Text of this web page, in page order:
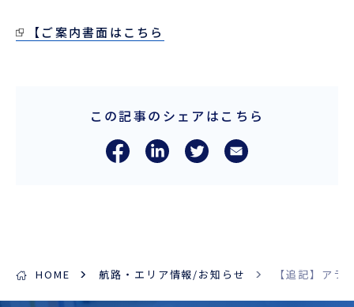
【ご案内書面はこちら
この記事のシェアはこちら
HOME 航路・エリア情報/お知らせ 【追記】ア